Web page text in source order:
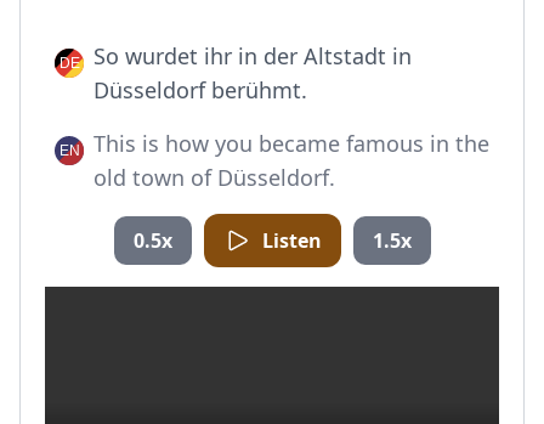
So wurdet ihr in der Altstadt in
Düsseldorf berühmt.
This is how you became famous in the
old town of Düsseldorf.
0.5x Listen 1.5x